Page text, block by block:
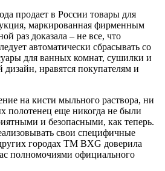
продает в России товары для
маркированная фирменным
раз доказала – не все, что
автоматически сбрасывать со
для ванных комнат, сушилки и
нравятся покупателям и
на кисти мыльного раствора, ни
полотенец еще никогда не были
и безопасными, как теперь.
свои специфичные
городах ТМ BXG доверила
полномочиями официального